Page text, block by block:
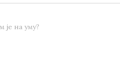
је на уму?